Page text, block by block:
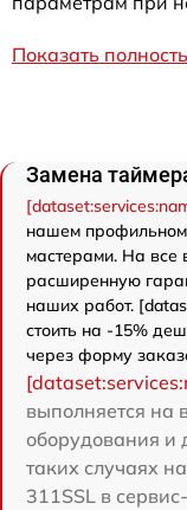
Показать
Замена
нашем
мастерами. На все
расширенную
наших работ.
стоить на -15%
через форму
выполняется на
оборудования и
таких случаях
311SSL в